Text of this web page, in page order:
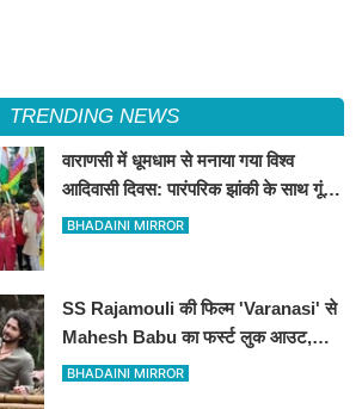
TRENDING NEWS
वाराणसी में धूमधाम से मनाया गया विश्व
आदिवासी दिवस: पारंपरिक झांकी के साथ गूंजे
संविधान और अधिकारों के नारे, DM को सौंपा
BHADAINI MIRROR
SS Rajamouli की फिल्म 'Varanasi' से
Mahesh Babu का फर्स्ट लुक आउट,
'रुद्र' के अवतार में छा गए सुपरस्टार
BHADAINI MIRROR